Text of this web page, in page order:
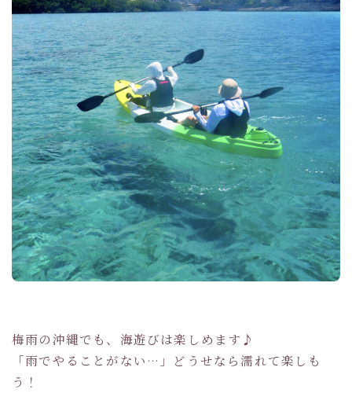
梅雨の沖縄でも、海遊びは楽しめます♪
「雨でやることがない…」どうせなら濡れて楽しも
う！